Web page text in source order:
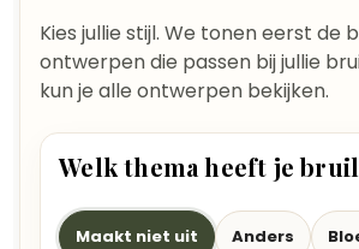
Kies jullie stijl. We tonen eerst de
ontwerpen die passen bij jullie
kun je alle ontwerpen bekijken.
Welk thema heeft je
Maakt niet uit Anders